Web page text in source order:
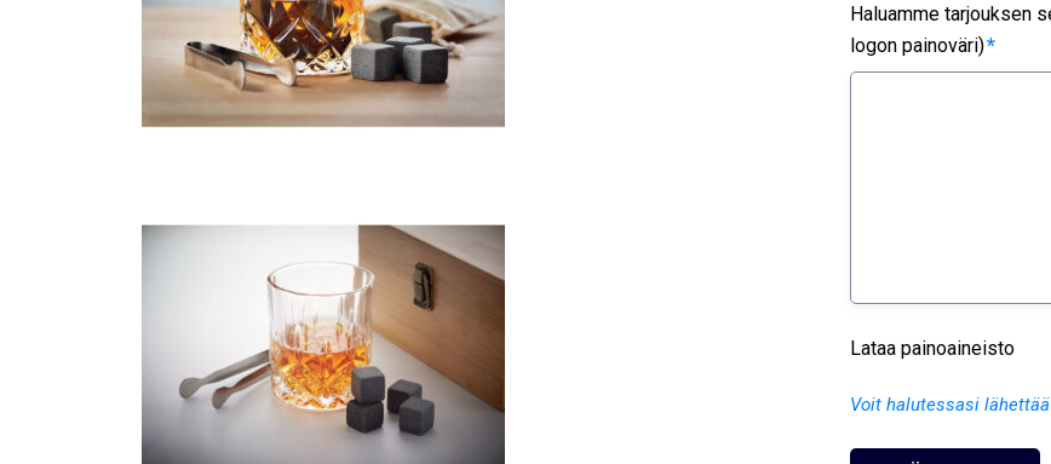
Haluamme tarjouksen
logon painoväri)*
Lataa painoaineisto
Voit halutessasi